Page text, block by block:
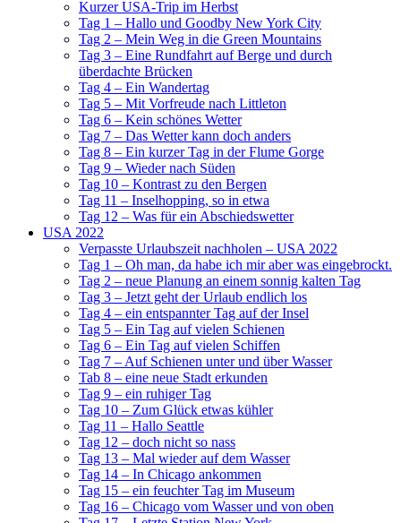
Kurzer USA-Trip im Herbst
Tag 1 – Hallo und Goodby New York City
Tag 2 – Mein Weg in die Green Mountains
Tag 3 – Eine Rundfahrt auf Berge und durch
überdachte Brücken
Tag 4 – Ein Wandertag
Tag 5 – Mit Vorfreude nach Littleton
Tag 6 – Kein schönes Wetter
Tag 7 – Das Wetter kann doch anders
Tag 8 – Ein kurzer Tag in der Flume Gorge
Tag 9 – Wieder nach Süden
Tag 10 – Kontrast zu den Bergen
Tag 11 – Inselhopping, so in etwa
Tag 12 – Was für ein Abschiedswetter
USA 2022
Verpasste Urlaubszeit nachholen – USA 2022
Tag 1 – Oh man, da habe ich mir aber was eingebrockt.
Tag 2 – neue Planung an einem sonnig kalten Tag
Tag 3 – Jetzt geht der Urlaub endlich los
Tag 4 – ein entspannter Tag auf der Insel
Tag 5 – Ein Tag auf vielen Schienen
Tag 6 – Ein Tag auf vielen Schiffen
Tag 7 – Auf Schienen unter und über Wasser
Tab 8 – eine neue Stadt erkunden
Tag 9 – ein ruhiger Tag
Tag 10 – Zum Glück etwas kühler
Tag 11 – Hallo Seattle
Tag 12 – doch nicht so nass
Tag 13 – Mal wieder auf dem Wasser
Tag 14 – In Chicago ankommen
Tag 15 – ein feuchter Tag im Museum
Tag 16 – Chicago vom Wasser und von oben